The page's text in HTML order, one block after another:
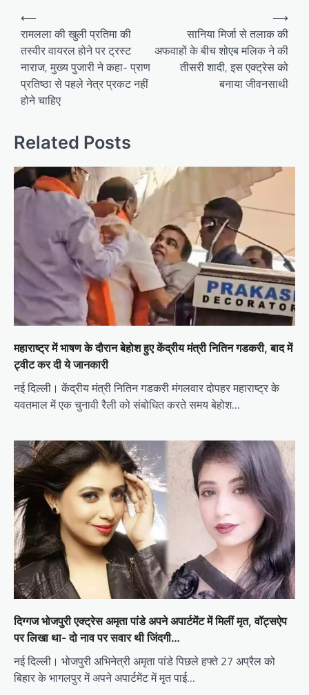
Post
navigation
⟵
रामलला की खुली प्रतिमा की
तस्वीर वायरल होने पर ट्रस्ट
नाराज, मुख्य पुजारी ने कहा- प्राण
प्रतिष्ठा से पहले नेत्र प्रकट नहीं
होने चाहिए
सानिया मिर्जा से तलाक की
अफवाहों के बीच शोएब मलिक ने की
तीसरी शादी, इस एक्ट्रेस को
बनाया जीवनसाथी
⟶
Related Posts
महाराष्ट्र में भाषण के दौरान बेहोश हुए केंद्रीय मंत्री नितिन गडकरी, बाद में
ट्वीट कर दी ये जानकारी
नई दिल्ली। केंद्रीय मंत्री नितिन गडकरी मंगलवार दोपहर महाराष्ट्र के
यवतमाल में एक चुनावी रैली को संबोधित करते समय बेहोश…
दिग्गज भोजपुरी एक्ट्रेस अमृता पांडे अपने अपार्टमेंट में मिलीं मृत, वॉट्सऐप
पर लिखा था- दो नाव पर सवार थी जिंदगी…
नई दिल्ली। भोजपुरी अभिनेत्री अमृता पांडे पिछले हफ्ते 27 अप्रैल को
बिहार के भागलपुर में अपने अपार्टमेंट में मृत पाई…